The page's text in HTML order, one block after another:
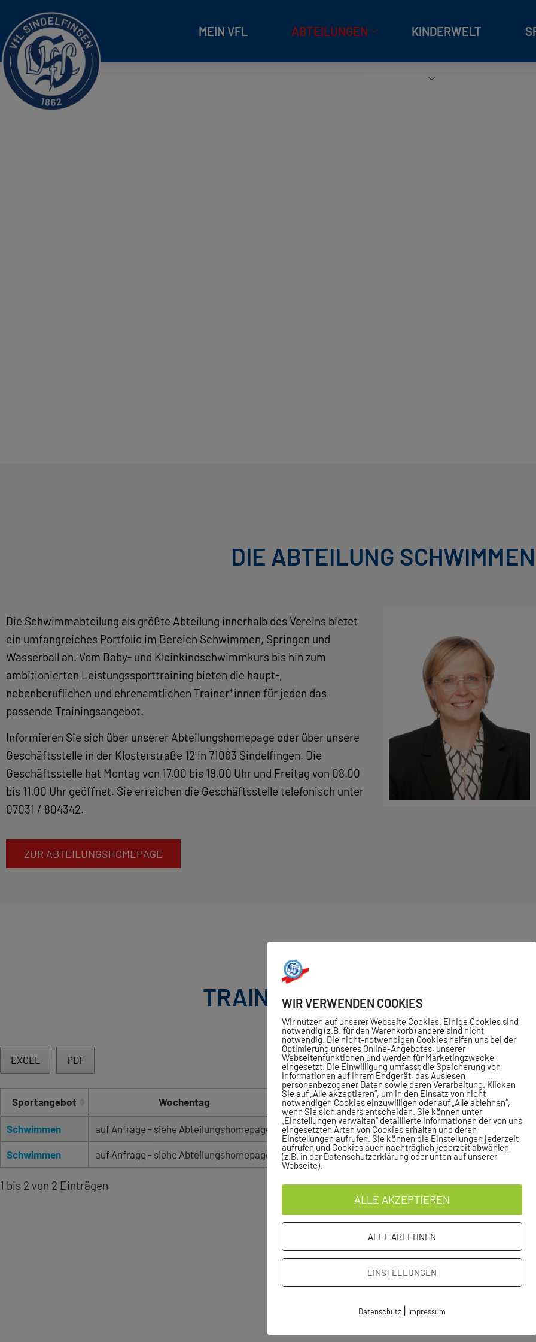
MEIN VFL ABTEILUNGEN KINDERWELT
DIE ABTEILUNG SCHWIMMEN
Die Schwimmabteilung als größte Abteilung innerhalb des Vereins bietet
ein umfangreiches Portfolio im Bereich Schwimmen, Springen und
Wasserball an. Vom Baby- und Kleinkindschwimmkurs bis hin zum
ambitionierten Leistungssporttraining bieten die haupt-,
nebenberuflichen und ehrenamtlichen Trainer*innen für jeden das
passende Trainingsangebot.
Informieren Sie sich über unserer Abteilungshomepage oder über unsere
Geschäftsstelle in der Klosterstraße 12 in 71063 Sindelfingen. Die
Geschäftsstelle hat Montag von 17.00 bis 19.00 Uhr und Freitag von 08.00
bis 11.00 Uhr geöffnet. Sie erreichen die Geschäftsstelle telefonisch unter
07031 / 804342.
ZUR ABTEILUNGSHOMEPAGE
TRAININGSZEITEN UND
EXCEL PDF
Sportangebot Wochentag Beginn Ende Ort
Schwimmen auf Anfrage - siehe Abteilungshomepage Hallenbad Klostergarten
Schwimmen auf Anfrage - siehe Abteilungshomepage Badezentrum Sindelfingen
1 bis 2 von 2 Einträgen
WIR VERWENDEN COOKIES
Wir nutzen auf unserer Webseite Cookies. Einige Cookies sind
notwendig (z.B. für den Warenkorb) andere sind nicht
notwendig. Die nicht-notwendigen Cookies helfen uns bei der
Optimierung unseres Online-Angebotes, unserer
Webseitenfunktionen und werden für Marketingzwecke
eingesetzt. Die Einwilligung umfasst die Speicherung von
Informationen auf Ihrem Endgerät, das Auslesen
personenbezogener Daten sowie deren Verarbeitung. Klicken
Sie auf „Alle akzeptieren“, um in den Einsatz von nicht
notwendigen Cookies einzuwilligen oder auf „Alle ablehnen“,
wenn Sie sich anders entscheiden. Sie können unter
„Einstellungen verwalten“ detaillierte Informationen der von uns
eingesetzten Arten von Cookies erhalten und deren
Einstellungen aufrufen. Sie können die Einstellungen jederzeit
aufrufen und Cookies auch nachträglich jederzeit abwählen
(z.B. in der Datenschutzerklärung oder unten auf unserer
Webseite).
ALLE AKZEPTIEREN
ALLE ABLEHNEN
EINSTELLUNGEN
Datenschutz | Impressum